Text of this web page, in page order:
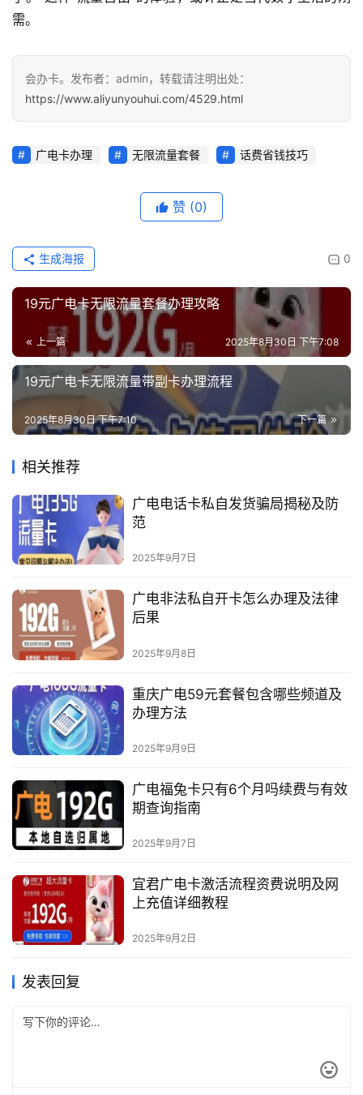
需。
会办卡。发布者：admin，转载请注明出处：
https://www.aliyunyouhui.com/4529.html
广电卡办理 无限流量套餐 话费省钱技巧
赞 (0)
0
生成海报
19元广电卡无限流量套餐办理攻略
上一篇 2025年8月30日 下午7:08
19元广电卡无限流量带副卡办理流程
下一篇
2025年8月30日 下午7:10
相关推荐
广电电话卡私自发货骗局揭秘及防
范
2025年9月7日
广电非法私自开卡怎么办理及法律
后果
2025年9月8日
重庆广电59元套餐包含哪些频道及
办理方法
2025年9月9日
广电福兔卡只有6个月吗续费与有效
期查询指南
2025年9月7日
宜君广电卡激活流程资费说明及网
上充值详细教程
2025年9月2日
发表回复